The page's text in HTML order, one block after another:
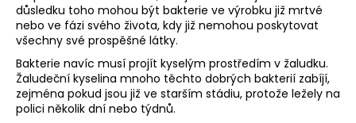
důsledku toho mohou být bakterie ve výrobku již mrtvé
nebo ve fázi svého života, kdy již nemohou poskytovat
všechny své prospěšné látky.
Bakterie navíc musí projít kyselým prostředím v žaludku.
Žaludeční kyselina mnoho těchto dobrých bakterií zabíjí,
zejména pokud jsou již ve starším stádiu, protože ležely na
polici několik dní nebo týdnů.